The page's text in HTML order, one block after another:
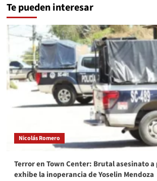
Te pueden interesar
Nicolás Romero
Terror en Town Center: Brutal asesinato
exhibe la inoperancia de Yoselin Mendoza